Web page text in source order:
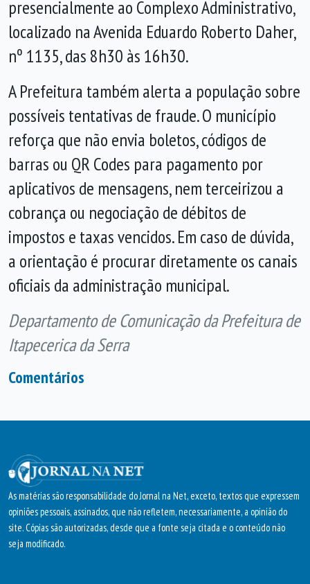
presencialmente ao Complexo Administrativo,
localizado na Avenida Eduardo Roberto Daher,
nº 1135, das 8h30 às 16h30.
A Prefeitura também alerta a população sobre
possíveis tentativas de fraude. O município
reforça que não envia boletos, códigos de
barras ou QR Codes para pagamento por
aplicativos de mensagens, nem terceirizou a
cobrança ou negociação de débitos de
impostos e taxas vencidos. Em caso de dúvida,
a orientação é procurar diretamente os canais
oficiais da administração municipal.
Departamento de Comunicação da Prefeitura de
Itapecerica da Serra
Comentários
As matérias são responsabilidade do Jornal na Net, exceto, textos que expressem
opiniões pessoais, assinados, que não refletem, necessariamente, a opinião do
site. Cópias são autorizadas, desde que a fonte seja citada e o conteúdo não
seja modificado.